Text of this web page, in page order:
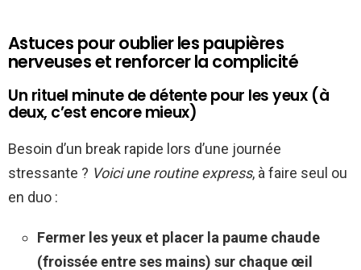
Astuces pour oublier les paupières
nerveuses et renforcer la complicité
Un rituel minute de détente pour les yeux (à
deux, c’est encore mieux)
Besoin d’un break rapide lors d’une journée
stressante ? Voici une routine express, à faire seul ou
en duo :
Fermer les yeux et placer la paume chaude
(froissée entre ses mains) sur chaque œil